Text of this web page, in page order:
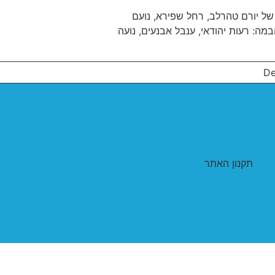
של יורם טהרלב, רחל שפירא, נועם
רעות יהודאי, ענבל אבנעים, נועה
תקנון האתר